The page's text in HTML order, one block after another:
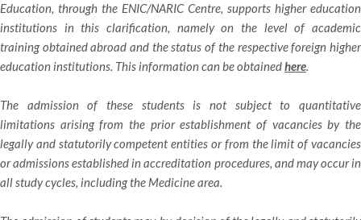
Education, through the ENIC/NARIC Centre, supports higher education
institutions in this clarification, namely on the level of academic
training obtained abroad and the status of the respective foreign higher
education institutions. This information can be obtainedhere.
The admission of these students is not subject to quantitative
limitations arising from the prior establishment of vacancies by the
legally and statutorily competent entities or from the limit of vacancies
or admissions established in accreditation procedures, and may occur in
all study cycles, including the Medicine area.